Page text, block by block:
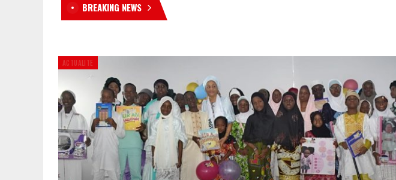
BREAKING NEWS
ACTUALITE